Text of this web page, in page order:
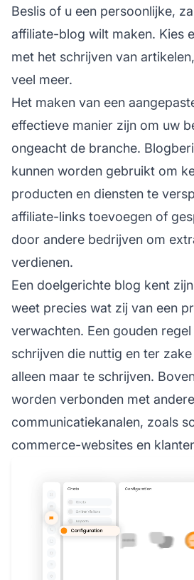
Beslis of u een persoonlijke,
affiliate-blog wilt maken. Kies
met het schrijven van
veel meer.
Het maken van een
effectieve manier zijn om uw
ongeacht de branche.
kunnen worden gebruikt om
producten en diensten te
affiliate-links toevoegen of
door andere bedrijven om
verdienen.
Een doelgerichte blog kent
weet precies wat zij van een
verwachten. Een gouden
schrijven die nuttig en ter
alleen maar te schrijven.
worden verbonden met andere
communicatiekanalen, zoals
commerce-websites en